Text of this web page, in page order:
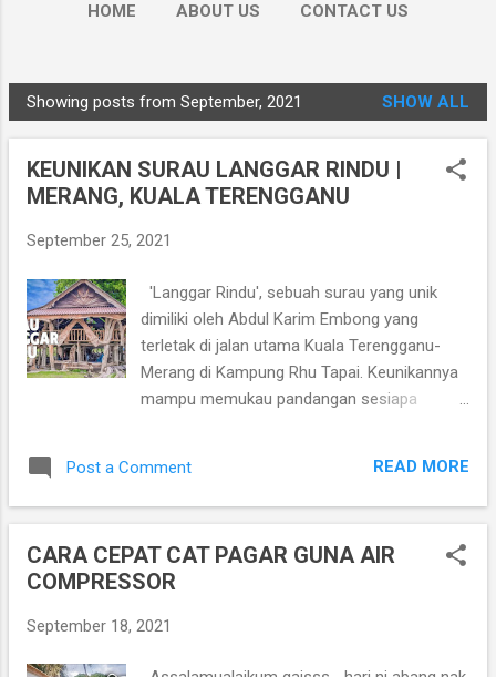
HOME ABOUT US CONTACT US
P
o
Showing posts from September, 2021 SHOW ALL
KEUNIKAN SURAU LANGGAR RINDU |
MERANG, KUALA TERENGGANU
September 25, 2021
'Langgar Rindu', sebuah surau yang unik
dimiliki oleh Abdul Karim Embong yang
terletak di jalan utama Kuala Terengganu-
Merang di Kampung Rhu Tapai. Keunikannya
mampu memukau pandangan sesiapa
Kayu Cengal sepenuhnya. Dek kerana
keunikan 'Langgar Rindu' yang memukau
dikalangan para pengunjung bukan Islam
yang sangat mengkagumi keindahan seni
sebagai kengangan apabila berkunjung ke
Post a Comment READ MORE
CARA CEPAT CAT PAGAR GUNA AIR
COMPRESSOR
September 18, 2021